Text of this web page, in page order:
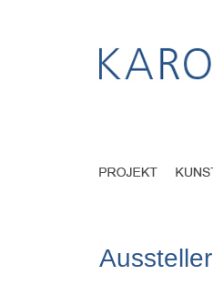
Aussteller